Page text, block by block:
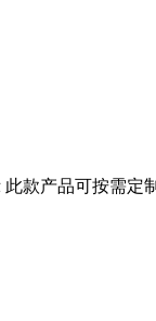
款产品可按需